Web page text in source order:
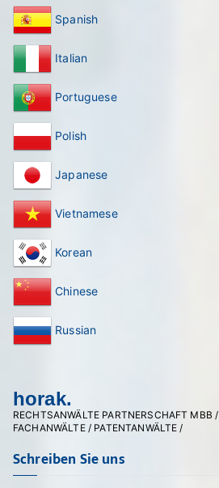
Spanish
Italian
Portuguese
Polish
Japanese
Vietnamese
Korean
Chinese
Russian
horak.
RECHTSANWÄLTE PARTNERSCHAFT MBB /
FACHANWÄLTE / PATENTANWÄLTE /
Schreiben Sie uns